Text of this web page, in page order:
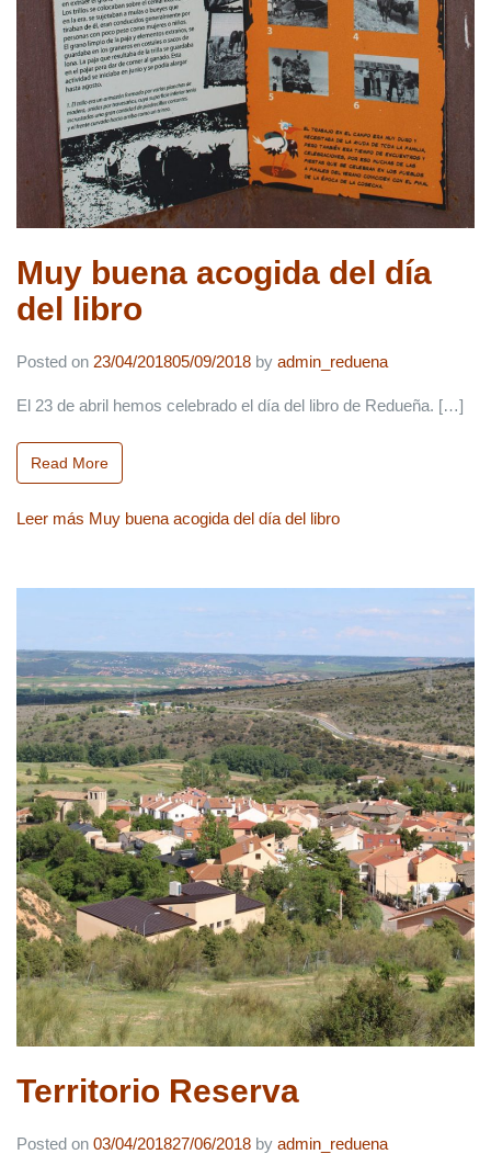
Muy buena acogida del día
del libro
Posted on 23/04/201805/09/2018 by admin_reduena
El 23 de abril hemos celebrado el día del libro de Redueña. […]
Read More
Leer más Muy buena acogida del día del libro
Territorio Reserva
Posted on 03/04/201827/06/2018 by admin_reduena